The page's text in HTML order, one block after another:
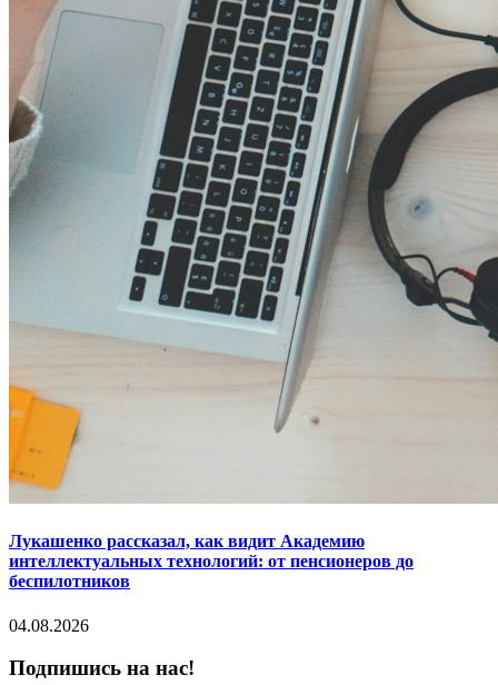
Лукашенко рассказал, как видит Академию
интеллектуальных технологий: от пенсионеров до
беспилотников
04.08.2026
Подпишись на нас!